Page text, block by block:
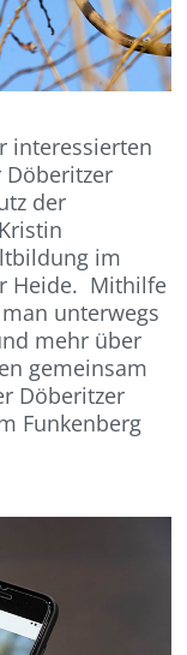
interessierten
Döberitzer
der
im
Heide. Mithilfe
unterwegs
mehr über
gemeinsam
Döberitzer
Funkenberg